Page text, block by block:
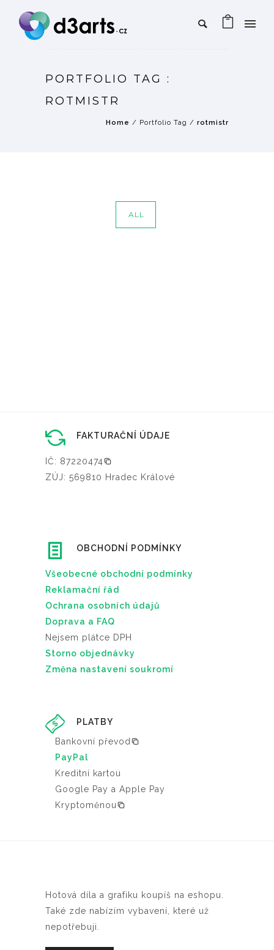
PORTFOLIO TAG :
ROTMISTR
Home / Portfolio Tag / rotmistr
ALL
FAKTURAČNÍ ÚDAJE
IČ: 87220474
ZÚJ: 569810 Hradec Králové
OBCHODNÍ PODMÍNKY
Všeobecné obchodní podmínky
Reklamační řád
Ochrana osobních údajů
Doprava a FAQ
Nejsem plátce DPH
Storno objednávky
Změna nastavení soukromí
PLATBY
Bankovní převod
PayPal
Kreditní kartou
Google Pay a Apple Pay
Kryptoměnou
Hotová díla a grafiku koupíš na eshopu.
Také zde nabízím vybavení, které už
nepotřebuji.